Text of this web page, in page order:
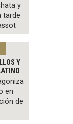
y
tarde
Y
en
de